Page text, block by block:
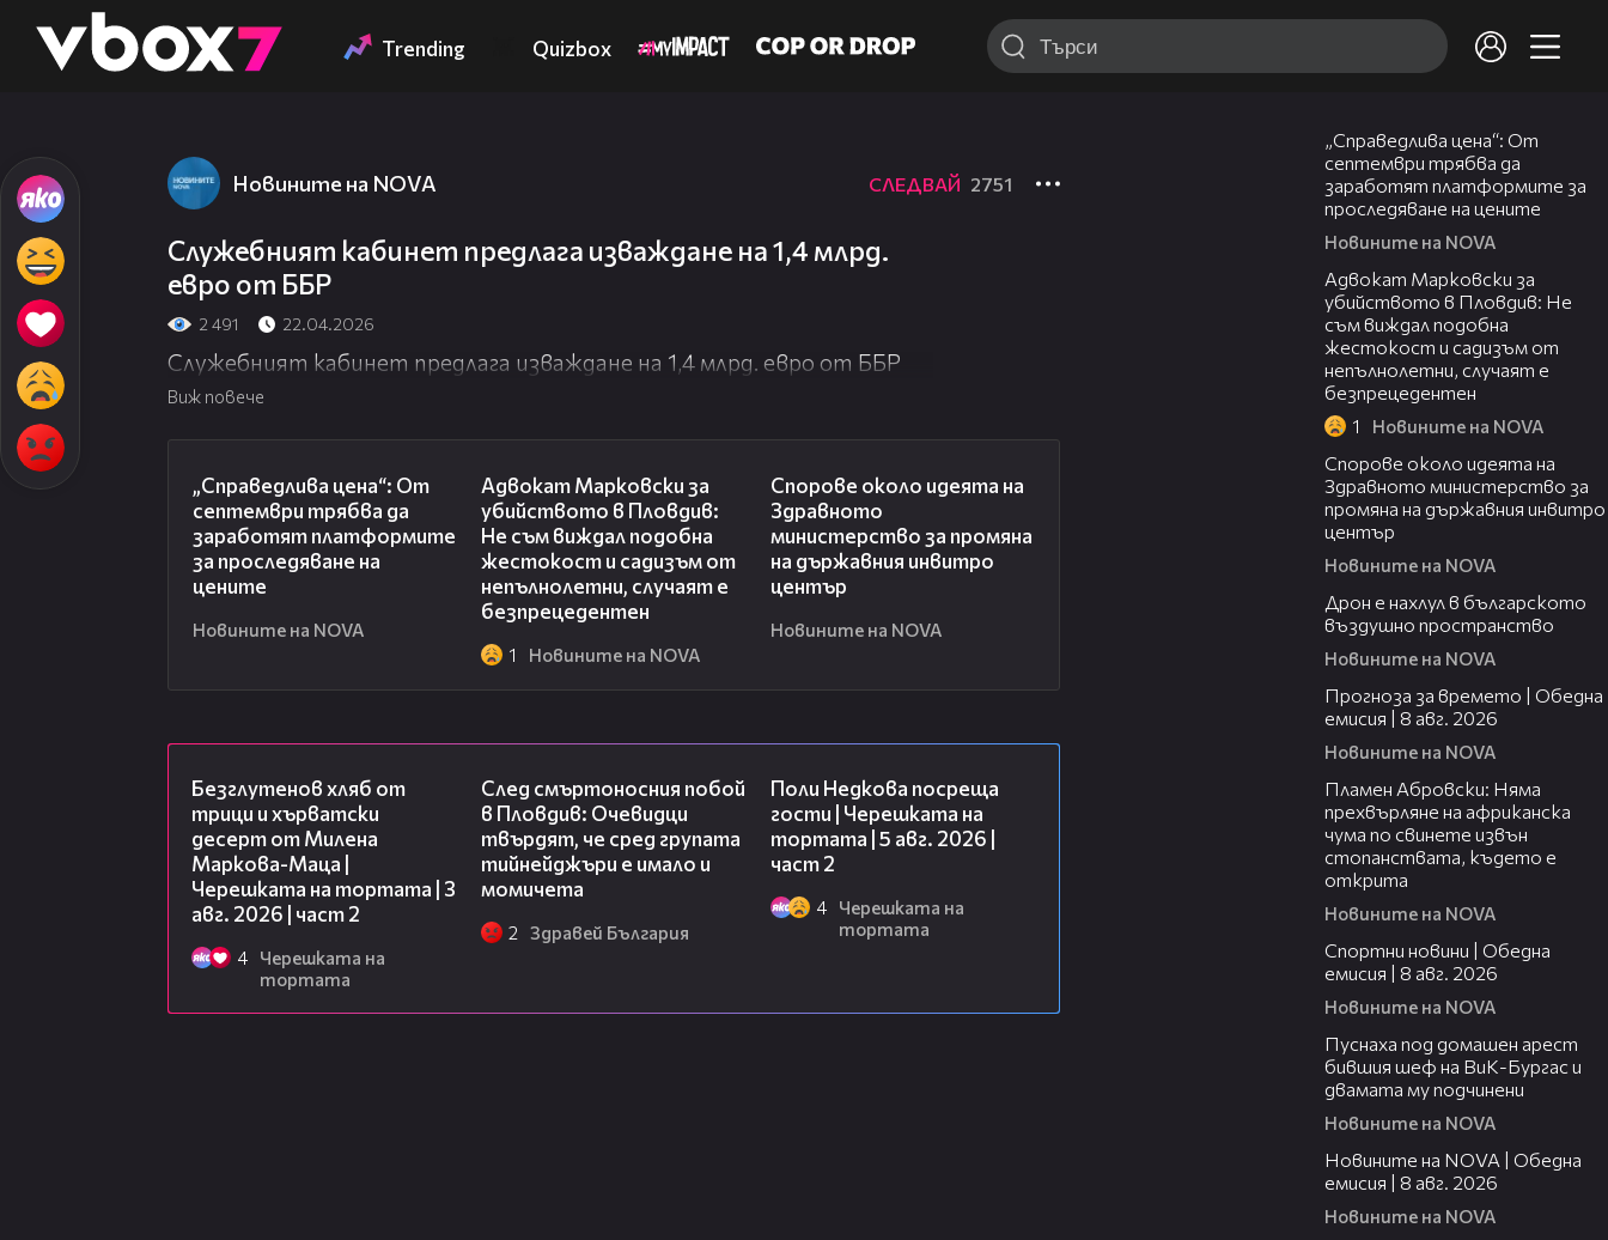
👾 Trending Quizbox
Новините на NOVA СЛЕДВАЙ 2751
Служебният кабинет предлага изваждане на 1,4 млрд.
евро от ББР
2 491 22.04.2026
Служебният кабинет предлага изваждане на 1,4 млрд. евро от ББР
Виж повече
„Справедлива цена“: От
септември трябва да
заработят платформите
за проследяване на
цените
Новините на NOVA
Адвокат Марковски за
убийството в Пловдив:
Не съм виждал подобна
жестокост и садизъм от
непълнолетни, случаят е
безпрецедентен
1 Новините на NOVA
Спорове около идеята на
Здравното
министерство за промяна
на държавния инвитро
център
Новините на NOVA
Безглутенов хляб от
трици и хърватски
десерт от Милена
Маркова-Маца |
Черешката на тортата | 3
авг. 2026 | част 2
4
Черешката на
тортата
След смъртоносния побой
в Пловдив: Очевидци
твърдят, че сред групата
тийнейджъри е имало и
момичета
2 Здравей България
Поли Недкова посреща
гости | Черешката на
тортата | 5 авг. 2026 |
част 2
4
Черешката на
тортата
„Справедлива цена“: От
септември трябва да
заработят платформите за
проследяване на цените
Новините на NOVA
Адвокат Марковски за
убийството в Пловдив: Не
съм виждал подобна
жестокост и садизъм от
непълнолетни, случаят е
безпрецедентен
1 Новините на NOVA
Спорове около идеята на
Здравното министерство за
промяна на държавния инвитро
център
Новините на NOVA
Дрон е нахлул в българското
въздушно пространство
Новините на NOVA
Прогноза за времето | Обедна
емисия | 8 авг. 2026
Новините на NOVA
Пламен Абровски: Няма
прехвърляне на африканска
чума по свинете извън
стопанствата, където е
открита
Новините на NOVA
Спортни новини | Обедна
емисия | 8 aвг. 2026
Новините на NOVA
Пуснаха под домашен арест
бившия шеф на ВиК-Бургас и
двамата му подчинени
Новините на NOVA
Новините на NOVA | Обедна
емисия | 8 авг. 2026
Новините на NOVA